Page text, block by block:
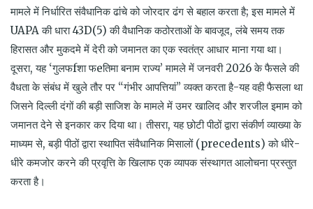
मामले में निर्धारित संवैधानिक ढांचे को जोरदार ढंग से बहाल करता है; इस मामले में
UAPA की धारा 43D(5) की वैधानिक कठोरताओं के बावजूद, लंबे समय तक
हिरासत और मुकदमे में देरी को जमानत का एक स्वतंत्र आधार माना गया था।
दूसरा, यह ‘गुलफfशा फeतिमा बनाम राज्य’ मामले में जनवरी 2026 के फैसले की
वैधता के संबंध में खुले तौर पर “गंभीर आपत्तियां” व्यक्त करता है-यह वही फैसला था
जिसने दिल्ली दंगों की बड़ी साजिश के मामले में उमर खालिद और शरजील इमाम को
जमानत देने से इनकार कर दिया था। तीसरा, यह छोटी पीठों द्वारा संकीर्ण व्याख्या के
माध्यम से, बड़ी पीठों द्वारा स्थापित संवैधानिक मिसालों (precedents) को धीरे-
धीरे कमजोर करने की प्रवृत्ति के खिलाफ एक व्यापक संस्थागत आलोचना प्रस्तुत
करता है।